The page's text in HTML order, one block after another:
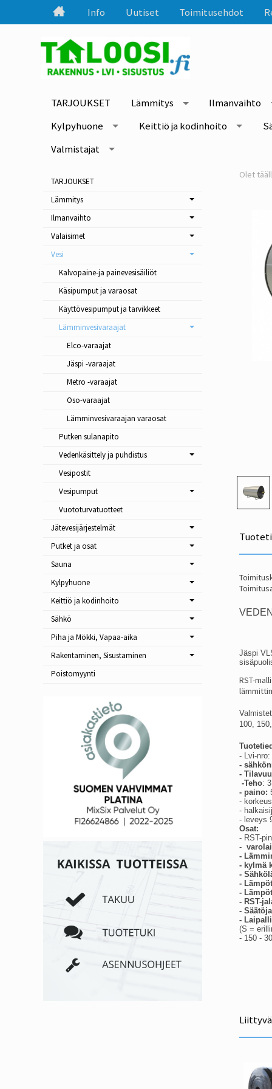
Info Uutiset Toimitusehdot
TARJOUKSET Lämmitys
Ilmanvaihto
Kylpyhuone
Keittiö ja kodinhoito
Valmistajat
Jäspi
RST-
100,
- Lvi-nro:
-
-
-Teho:
- paino:
-
-
- leveys
Osat:
- RST-
-
-
- kylmä
-
-
-
- RST-
-
-
(S =
- 150 -
TARJOUKSET
Lämmitys
Ilmanvaihto
Valaisimet
Vesi
Kalvopaine-ja painevesisäiliöt
Käsipumput ja varaosat
Käyttövesipumput ja tarvikkeet
Lämminvesivaraajat
Elco-varaajat
Jäspi -varaajat
Metro -varaajat
Oso-varaajat
Lämminvesivaraajan varaosat
Putken sulanapito
Vedenkäsittely ja puhdistus
Vesipostit
Vesipumput
Vuototurvatuotteet
Jätevesijärjestelmät
Putket ja osat
Sauna
Kylpyhuone
Keittiö ja kodinhoito
Sähkö
Piha ja Mökki, Vapaa-aika
Rakentaminen, Sisustaminen
Poistomyynti